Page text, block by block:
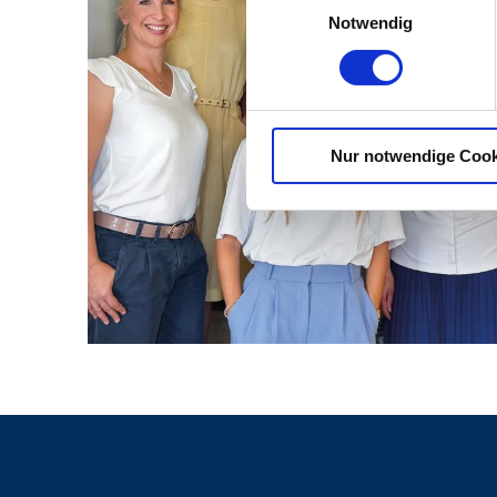
Notwendig
Nur notwendige